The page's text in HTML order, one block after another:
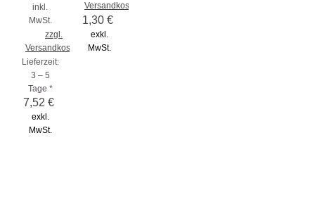
inkl.
MwSt.
zzgl.
Versandkosten
Lieferzeit:
3 – 5
Tage *
7,52 €
exkl.
MwSt.
Versandkosten
1,30 €
exkl.
MwSt.